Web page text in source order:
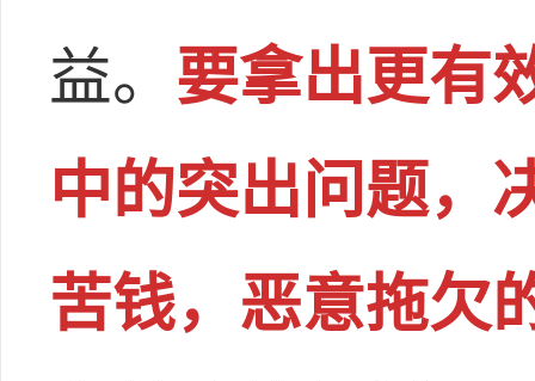
益。 要拿出更有
中的突出问题，
苦钱，恶意拖欠